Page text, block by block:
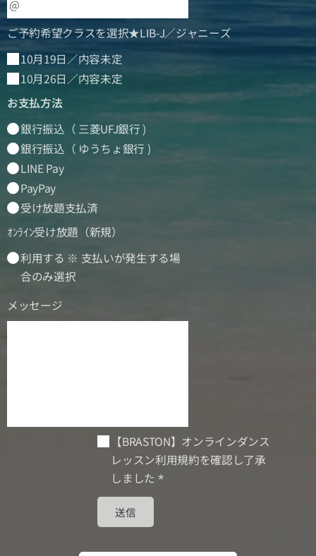
ご予約希望クラスを選択★LIB-J／ジャニーズ
10月19日／内容未定
10月26日／内容未定
お支払方法
銀行振込（ 三菱UFJ銀行 )
銀行振込（ ゆうちょ銀行 )
LINE Pay
PayPay
受け放題支払済
ｵﾝﾗｲﾝ受け放題（新規）
利用する ※ 支払いが発生する場
合のみ選択
メッセージ
【BRASTON】オンラインダンス
レッスン利用規約を確認し了承
しました
送信